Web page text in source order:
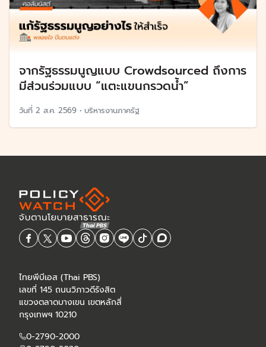
จากรัฐธรรมนูญแบบ Crowdsourced ถึงการ
มีส่วนร่วมแบบ “แตะแขนกรวดน้ำ”
วันที่ 2 ส.ค. 2569 • บริหารงานภาครัฐ
ไทยพีบีเอส (Thai PBS)
เลขที่ 145 ถนนวิภาวดีรังสิต
แขวงตลาดบางเขน เขตหลักสี่
กรุงเทพฯ 10210
0-2790-2000